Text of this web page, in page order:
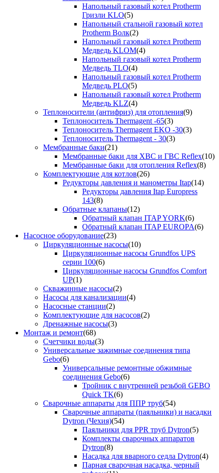
Напольный газовый котел Protherm
Гризли KLO(5)
Напольный стальной газовый котел
Protherm Волк(2)
Напольный газовый котел Protherm
Медведь KLOM(4)
Напольный газовый котел Protherm
Медведь TLO(4)
Напольный газовый котел Protherm
Медведь PLO(5)
Напольный газовый котел Protherm
Медведь KLZ(4)
Теплоносители (антифриз) для отопления(9)
Теплоноситель Thermagent -65(3)
Теплоноситель Thermagent EKO -30(3)
Теплоноситель Thermagent - 30(3)
Мембранные баки(21)
Мембранные баки для ХВС и ГВС Reflex(10)
Мембранные баки для отопления Reflex(8)
Комплектующие для котлов(26)
Редукторы давления и манометры Itap(14)
Редукторы давления Itap Europress
143(8)
Обратные клапаны(12)
Обратный клапан ITAP YORK(6)
Обратный клапан ITAP EUROPA(6)
Насосное оборудование(23)
Циркуляционные насосы(10)
Циркуляционные насосы Grundfos UPS
серии 100(6)
Циркуляционные насосы Grundfos Comfort
UP(1)
Скважинные насосы(2)
Насосы для канализации(4)
Насосные станции(2)
Комплектующие для насосов(2)
Дренажные насосы(3)
Монтаж и ремонт(68)
Счетчики воды(3)
Универсальные зажимные соединения типа
Gebo(6)
Универсальные ремонтные обжимные
соединения Gebo(6)
Тройник с внутренней резьбой GEBO
Quick TK(6)
Сварочные аппараты для ППР труб(54)
Сварочные аппараты (паяльники) и насадки
Dytron (Чехия)(54)
Паяльники для PPR труб Dytron(5)
Комплекты сварочных аппаратов
Dytron(8)
Насадка для вварного седла Dytron(4)
Парная сварочная насадка, черный